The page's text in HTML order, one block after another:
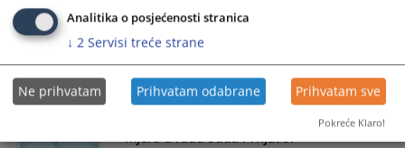
Odluka o postupanju u Osnovnom sudu u Prnjavoru
povodom epidemiološke situacije Corona COVID-19
01.12.2020.
Odluka o izmjeni Odluke o liberalizaciji
mjera u radu Suda Prnjavor
Analitika o posjećenosti stranica
↓ 2 Servisi treće strane
Ne prihvatam Prihvatam odabrane Prihvatam sve
Pokreće Klaro!